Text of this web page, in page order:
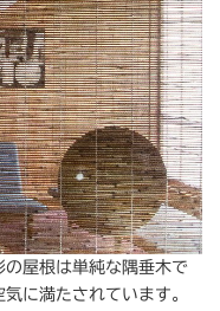
屋根は単純な隅垂木で
に満たされています。